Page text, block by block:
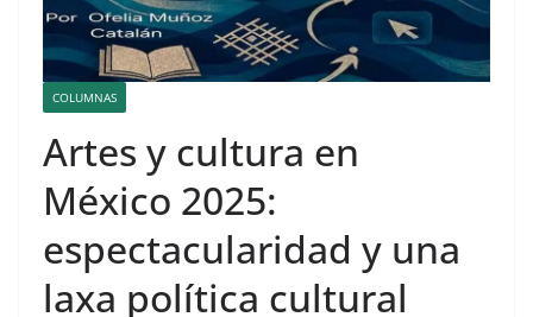
COLUMNAS
Artes y cultura en
México 2025:
espectacularidad y una
laxa política cultural